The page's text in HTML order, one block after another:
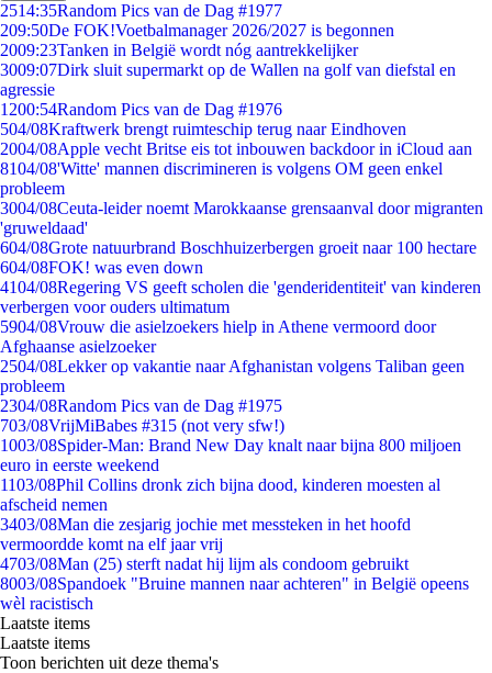
2514:35Random Pics van de Dag #1977
209:50De FOK!Voetbalmanager 2026/2027 is begonnen
2009:23Tanken in België wordt nóg aantrekkelijker
3009:07Dirk sluit supermarkt op de Wallen na golf van diefstal en
agressie
1200:54Random Pics van de Dag #1976
504/08Kraftwerk brengt ruimteschip terug naar Eindhoven
2004/08Apple vecht Britse eis tot inbouwen backdoor in iCloud aan
8104/08'Witte' mannen discrimineren is volgens OM geen enkel
probleem
3004/08Ceuta-leider noemt Marokkaanse grensaanval door migranten
'gruweldaad'
604/08Grote natuurbrand Boschhuizerbergen groeit naar 100 hectare
604/08FOK! was even down
4104/08Regering VS geeft scholen die 'genderidentiteit' van kinderen
verbergen voor ouders ultimatum
5904/08Vrouw die asielzoekers hielp in Athene vermoord door
Afghaanse asielzoeker
2504/08Lekker op vakantie naar Afghanistan volgens Taliban geen
probleem
2304/08Random Pics van de Dag #1975
703/08VrijMiBabes #315 (not very sfw!)
1003/08Spider-Man: Brand New Day knalt naar bijna 800 miljoen
euro in eerste weekend
1103/08Phil Collins dronk zich bijna dood, kinderen moesten al
afscheid nemen
3403/08Man die zesjarig jochie met messteken in het hoofd
vermoordde komt na elf jaar vrij
4703/08Man (25) sterft nadat hij lijm als condoom gebruikt
8003/08Spandoek "Bruine mannen naar achteren" in België opeens
wèl racistisch
Laatste items
Laatste items
Toon berichten uit deze thema's